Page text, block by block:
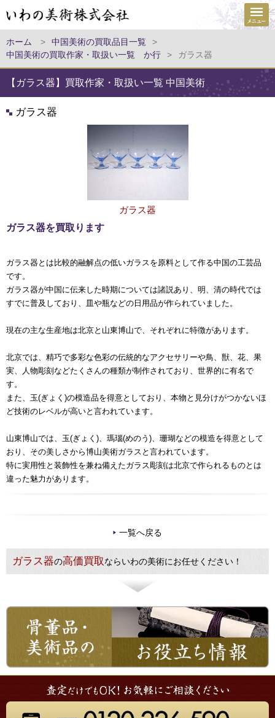
ホーム > 中国美術の買取品目一覧
>
中国美術の買取作家・取扱い一覧 か行
> ガラス器
【ガラス器】買取作家・取扱い一覧 中国美術
ガラス器
ガラス器
ガラス器を買取ります
ガラス器とは比較的融解点の低いガラスを原料として作る中国の工芸品
です。
ガラス器が中国に伝来した時期については諸説あり、明、清の時代では
すでに普及しており、皿や瓶などの日用品が作られていました。
現在の主な生産地は北京と山東博山で、それぞれに特徴があります。
北京では、精巧で多彩な色彩の伝統的なアクセサリーや鳥、獣、花、果
実、人物彫刻などたくさんの種類が制作されており、世界的に有名で
す。
また、玉(ぎょく)の模造品を得意としており、本物と見分けがつかないほ
ど技術のレベルが高いと言われています。
山東博山では、玉(ぎょく)、瑪瑙(めのう)、珊瑚などの模造を得意として
おり、その美しさから博山美術ガラスと言われています。
特に実用性と装飾性を兼ね備えたガラス彫刻は北京で作られるものとは
違った魅力があります。
一覧へ戻る
ガラス器の高価買取ならいわの美術にお任せください！